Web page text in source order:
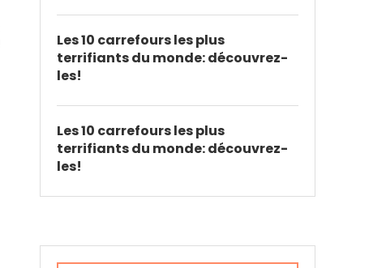
Les 10 carrefours les plus
terrifiants du monde: découvrez-
les!
Les 10 carrefours les plus
terrifiants du monde: découvrez-
les!